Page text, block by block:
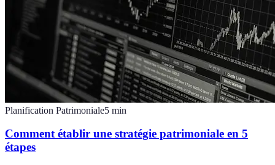
Planification Patrimoniale5 min
Comment établir une stratégie patrimoniale en 5
étapes